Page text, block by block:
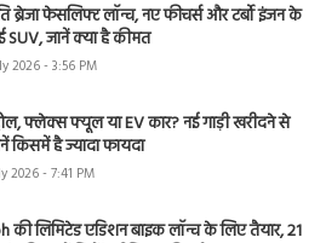
ब्रेजा फेसलिफ्ट लॉन्च, नए फीचर्स और टर्बो इंजन के
जानें क्या है कीमत
2026 - 3:56 PM
फ्लेक्स फ्यूल या EV कार? नई गाड़ी खरीदने से
किसमें है ज्यादा फायदा
2026 - 7:41 PM
की लिमिटेड एडिशन बाइक लॉन्च के लिए तैयार, 21